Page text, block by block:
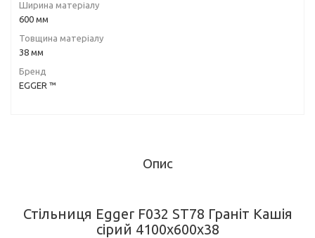
Ширина матеріалу
600 мм
Товщина матеріалу
38 мм
Бренд
EGGER ™
Опис
Стільниця Egger F032 ST78 Граніт Кашія
сірий 4100х600х38